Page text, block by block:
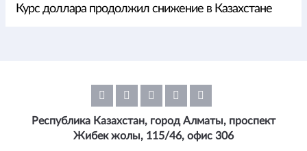
Курс доллара продолжил снижение в Казахстане
Республика Казахстан, город Алматы, проспект
Жибек жолы, 115/46, офис 306